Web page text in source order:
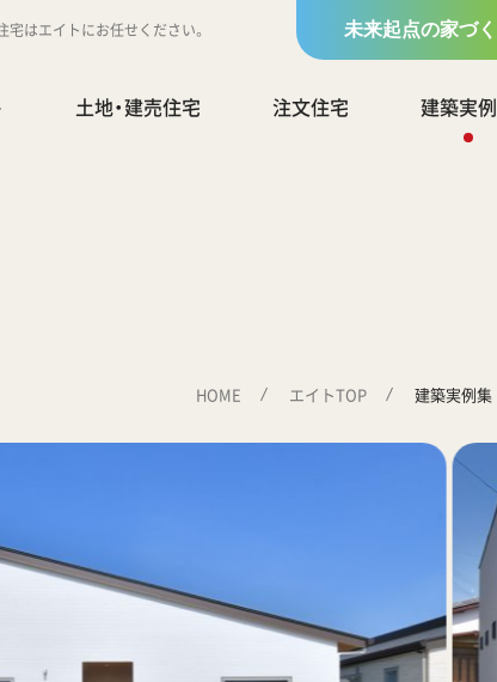
宅はエイトにお任せください。 未来起点の家づ
土地・建売住宅 注文住宅 建築実
HOME エイトTOP 建築実例集